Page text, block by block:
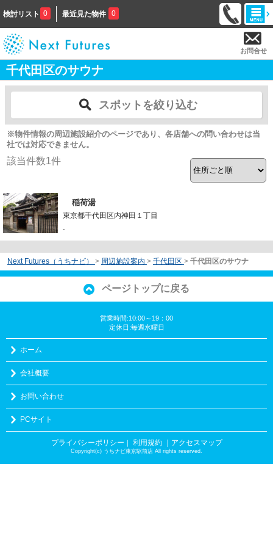
検討リスト 0 最近見た物件 0
お問合せ
千代田区のサウナ
スポットを絞り込む
※物件情報の周辺施設紹介のページであり、各店舗への問い合わせは当
社では対応できません。
該当件数1件
稲荷湯
東京都千代田区内神田１丁目
-
Next Futures（うちナビ） > 周辺施設案内 > 千代田区 > 千代田区のサウナ
ページトップに戻る
営業時間:10:00～19：00
定休日:毎週水曜日
ホーム
会社概要
お問い合わせ
PCサイト
プライバシーポリシー ｜ 利用規約 ｜アクセスマップ
Copyright(c) うちナビ東京駅前店 All rights reserved.